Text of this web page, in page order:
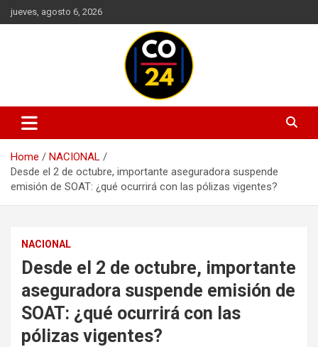
Skip
to
jueves, agosto 6, 2026
Noticias Colombia 24 Horas |
Últimas Noticias de Colombia y
el Mundo
Mantente informado con las últimas actualizaciones en política,
economía, deportes, tecnología y más. Información confiable y
actualizada en un solo lugar.
Home
NACIONAL
Desde el 2 de octubre, importante aseguradora suspende
emisión de SOAT: ¿qué ocurrirá con las pólizas vigentes?
NACIONAL
Desde el 2 de octubre, importante
aseguradora suspende emisión de
SOAT: ¿qué ocurrirá con las
pólizas vigentes?